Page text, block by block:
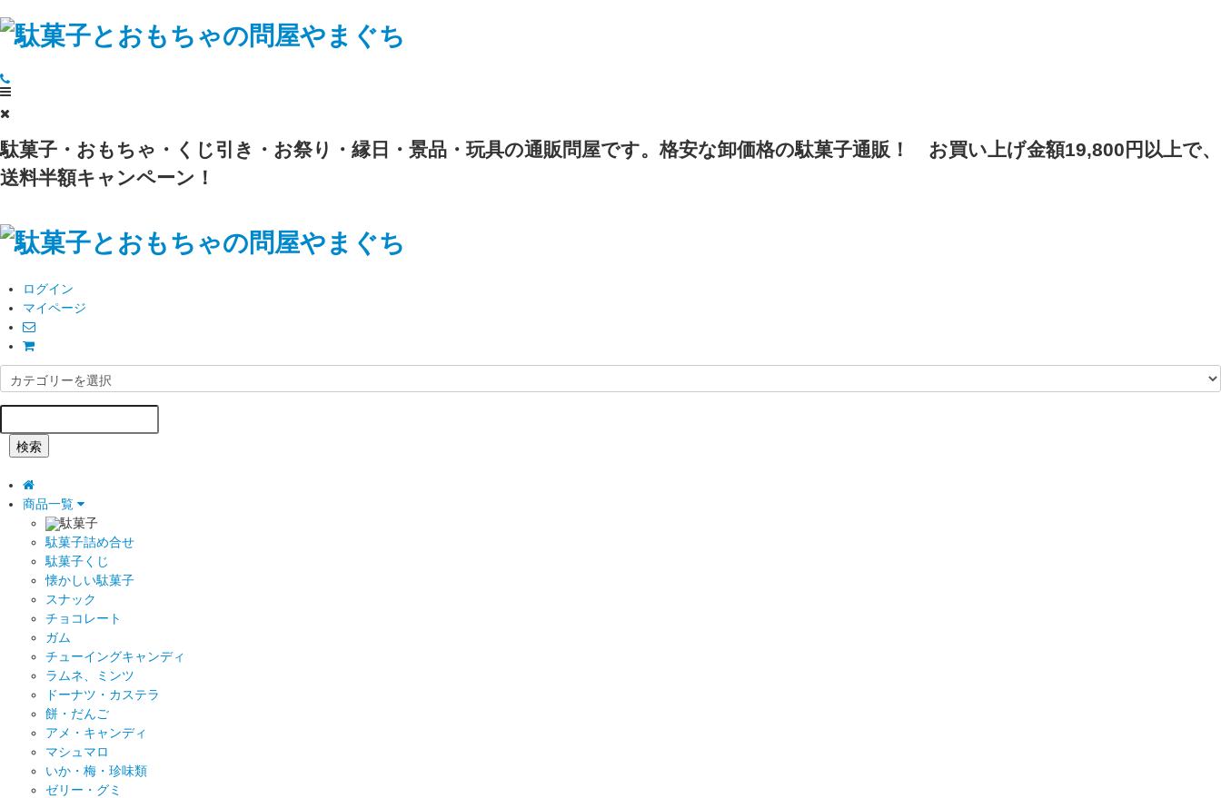
駄菓子・おもちゃ・くじ引き・お祭り・縁日・景品・玩具の通販問屋です。格安な卸価格の駄菓子通販！
お買い上げ金額19,800円以上で、
送料半額キャンペーン！
ログイン
マイページ
検索
商品一覧
駄菓子
駄菓子詰め合せ
駄菓子くじ
懐かしい駄菓子
スナック
チョコレート
ガム
チューイングキャンディ
ラムネ、ミンツ
ドーナツ・カステラ
餅・だんご
アメ・キャンディ
マシュマロ
いか・梅・珍味類
ゼリー・グミ